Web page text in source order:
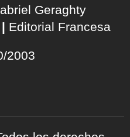
Geraghty
Editorial Francesa
2003